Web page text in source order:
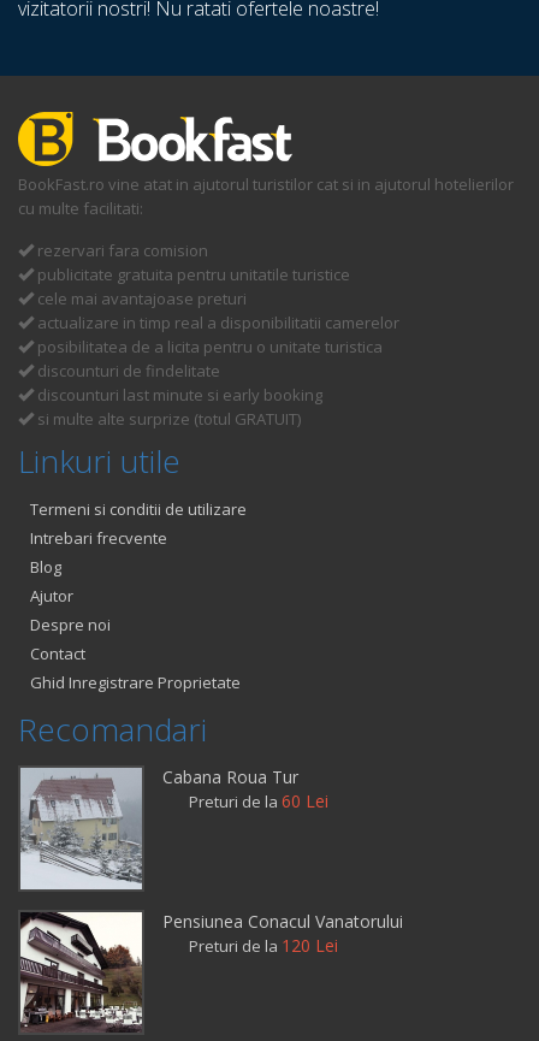
vizitatorii nostri! Nu ratati ofertele noastre!
BookFast.ro vine atat in ajutorul turistilor cat si in ajutorul hotelierilor
cu multe facilitati:
rezervari fara comision
publicitate gratuita pentru unitatile turistice
cele mai avantajoase preturi
actualizare in timp real a disponibilitatii camerelor
posibilitatea de a licita pentru o unitate turistica
discounturi de findelitate
discounturi last minute si early booking
si multe alte surprize (totul GRATUIT)
Linkuri utile
Termeni si conditii de utilizare
Intrebari frecvente
Blog
Ajutor
Despre noi
Contact
Ghid Inregistrare Proprietate
Recomandari
Cabana Roua Tur
Preturi de la 60 Lei
Pensiunea Conacul Vanatorului
Preturi de la 120 Lei